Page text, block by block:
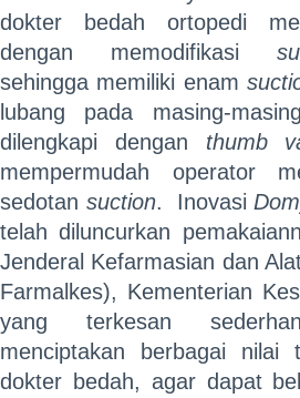
dokter bedah ortopedi
dengan memodifikasi
sehingga memiliki enam
lubang pada masing-
dilengkapi dengan thumb
mempermudah operator
sedotan suction. Inovasi
telah diluncurkan
Jenderal Kefarmasian dan
Farmalkes), Kementerian
yang terkesan
menciptakan berbagai nilai
dokter bedah, agar dapat